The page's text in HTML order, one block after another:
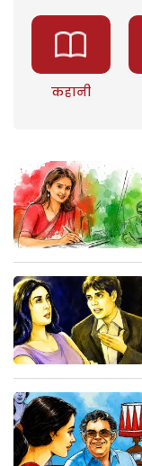
कहानी